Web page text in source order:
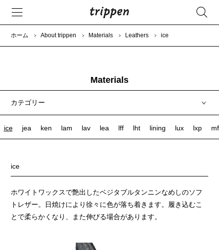
ホーム About trippen Materials Leathers ice
Materials
カテゴリー
ice jea ken lam lav lea lff lht lining lux lxp
ice
ホワイトワックスで艶出したベジタブルタンニンなめしのソフ
トレザー。日焼けにより徐々に色が落ち着きます。履き込むこ
とで柔らかくなり、また伸びる場合があります。